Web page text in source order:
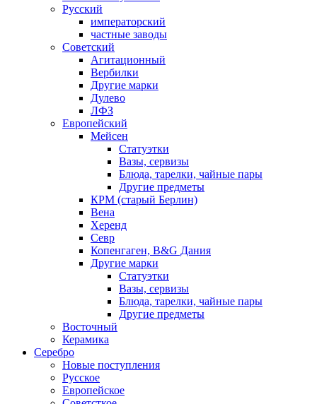
Русский
императорский
частные заводы
Советский
Агитационный
Вербилки
Другие марки
Дулево
ЛФЗ
Европейский
Мейсен
Статуэтки
Вазы, сервизы
Блюда, тарелки, чайные пары
Другие предметы
КРМ (старый Берлин)
Вена
Херенд
Севр
Копенгаген, B&G Дания
Другие марки
Статуэтки
Вазы, сервизы
Блюда, тарелки, чайные пары
Другие предметы
Восточный
Керамика
Серебро
Новые поступления
Русское
Европейское